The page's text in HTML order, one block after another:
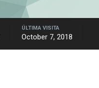
ÚLTIMA VISITA
October 7, 2018